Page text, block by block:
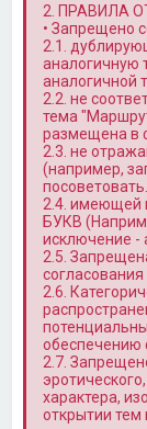
2. ПРАВИЛА
• Запрещено
2.1.
аналогичную
аналогичной
2.2. не
тема
размещена в
2.3. не
(например,
2.4. имеющей
БУКВ
исключение -
2.5.
2.6.
обеспечению
2.7.
характера,
открытии тем